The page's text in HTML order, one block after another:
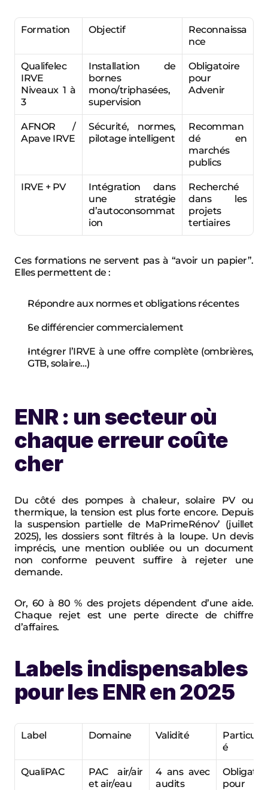
Formation Objectif
Reconnaissa
nce
Qualifelec
IRVE
Niveaux 1 à
3
Installation de
bornes
mono/triphasées,
supervision
Obligatoire
pour
Advenir
AFNOR /
Apave IRVE
Sécurité, normes,
pilotage intelligent
Recomman
dé en
marchés
publics
IRVE + PV
Intégration dans
une stratégie
d’autoconsommat
ion
Recherché
dans les
projets
tertiaires
Ces formations ne servent pas à “avoir un papier”.
Elles permettent de :
Répondre aux normes et obligations récentes
Se différencier commercialement
Intégrer l’IRVE à une offre complète (ombrières,
GTB, solaire…)
ENR : un secteur où
chaque erreur coûte
cher
Du côté des pompes à chaleur, solaire PV ou
thermique, la tension est plus forte encore. Depuis
la suspension partielle de MaPrimeRénov’ (juillet
2025), les dossiers sont filtrés à la loupe. Un devis
imprécis, une mention oubliée ou un document
non conforme peuvent suffire à rejeter une
demande.
Or, 60 à 80 % des projets dépendent d’une aide.
Chaque rejet est une perte directe de chiffre
d’affaires.
Labels indispensables
pour les ENR en 2025
Label Domaine Validité
é
QualiPAC
PAC air/air
et air/eau
4 ans avec
audits
pour